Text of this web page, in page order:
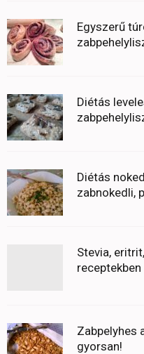
Egyszerű
Diétás
Diétás
zabnokedli,
Stevia,
receptekben
Zabpelyhes
gyorsan!